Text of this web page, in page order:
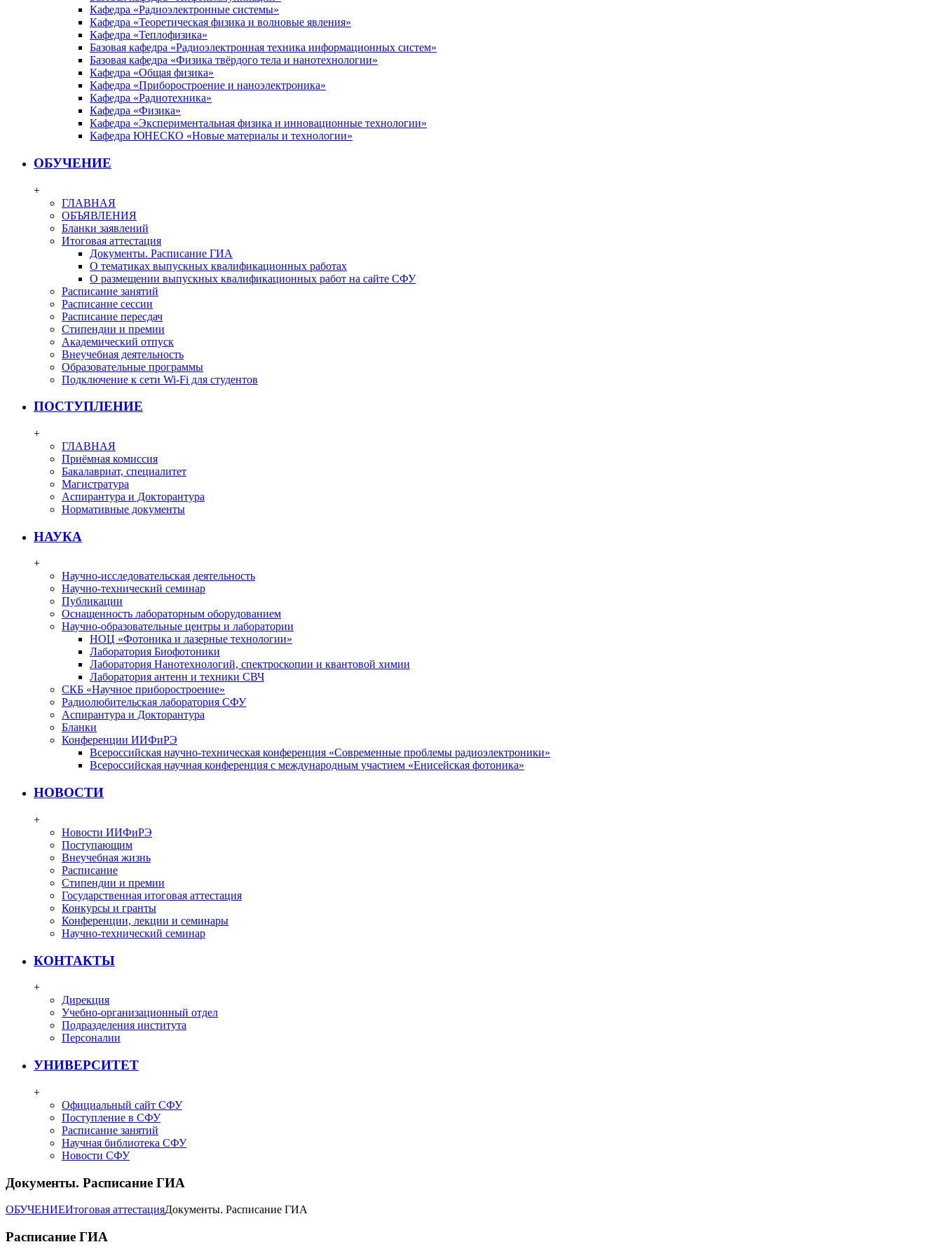
Кафедра «Радиоэлектронные системы»
Кафедра «Теоретическая физика и волновые явления»
Кафедра «Теплофизика»
Базовая кафедра «Радиоэлектронная техника информационных систем»
Базовая кафедра «Физика твёрдого тела и нанотехнологии»
Кафедра «Общая физика»
Кафедра «Приборостроение и наноэлектроника»
Кафедра «Радиотехника»
Кафедра «Физика»
Кафедра «Экспериментальная физика и инновационные технологии»
Кафедра ЮНЕСКО «Новые материалы и технологии»
ОБУЧЕНИЕ
+
ГЛАВНАЯ
ОБЪЯВЛЕНИЯ
Бланки заявлений
Итоговая аттестация
Документы. Расписание ГИА
О тематиках выпускных квалификационных работах
О размещении выпускных квалификационных работ на сайте СФУ
Расписание занятий
Расписание сессии
Расписание пересдач
Стипендии и премии
Академический отпуск
Внеучебная деятельность
Образовательные программы
Подключение к сети Wi-Fi для студентов
ПОСТУПЛЕНИЕ
+
ГЛАВНАЯ
Приёмная комиссия
Бакалавриат, специалитет
Магистратура
Аспирантура и Докторантура
Нормативные документы
НАУКА
+
Научно-исследовательская деятельность
Научно-технический семинар
Публикации
Оснащенность лабораторным оборудованием
Научно-образовательные центры и лаборатории
НОЦ «Фотоника и лазерные технологии»
Лаборатория Биофотоники
Лаборатория Нанотехнологий, спектроскопии и квантовой химии
Лаборатория антенн и техники СВЧ
СКБ «Научное приборостроение»
Радиолюбительская лаборатория СФУ
Аспирантура и Докторантура
Бланки
Конференции ИИФиРЭ
Всероссийская научно-техническая конференция «Современные проблемы радиоэлектроники»
Всероссийская научная конференция с международным участием «Енисейская фотоника»
НОВОСТИ
+
Новости ИИФиРЭ
Поступающим
Внеучебная жизнь
Расписание
Стипендии и премии
Государственная итоговая аттестация
Конкурсы и гранты
Конференции, лекции и семинары
Научно-технический семинар
КОНТАКТЫ
+
Дирекция
Учебно-организационный отдел
Подразделения института
Персоналии
УНИВЕРСИТЕТ
+
Официальный сайт СФУ
Поступление в СФУ
Расписание занятий
Научная библиотека СФУ
Новости СФУ
Документы. Расписание ГИА
ОБУЧЕНИЕИтоговая аттестацияДокументы. Расписание ГИА
Расписание ГИА